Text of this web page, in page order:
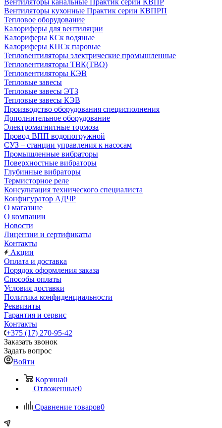
Вентиляторы канальные Практик серии КВПР
Вентиляторы кухонные Практик серии КВПРП
Тепловое оборудование
Калориферы для вентиляции
Калориферы КСк водяные
Калориферы КПСк паровые
Тепловентиляторы электрические промышленные
Тепловентиляторы ТВК(ТВО)
Тепловентиляторы КЭВ
Тепловые завесы
Тепловые завесы ЭТЗ
Тепловые завесы КЭВ
Производство оборудования специсполнения
Дополнительное оборудование
Электромагнитные тормоза
Провод ВПП водопогружной
СУЗ – станции управления к насосам
Промышленные вибраторы
Поверхностные вибраторы
Глубинные вибраторы
Термисторное реле
Консультация технического специалиста
Конфигуратор АДЧР
О магазине
О компании
Новости
Лицензии и сертификаты
Контакты
Акции
Оплата и доставка
Порядок оформления заказа
Способы оплаты
Условия доставки
Политика конфиденциальности
Реквизиты
Гарантия и сервис
Контакты
+375 (17) 270-95-42
Заказать звонок
Задать вопрос
Войти
Корзина0
Отложенные0
Сравнение товаров0